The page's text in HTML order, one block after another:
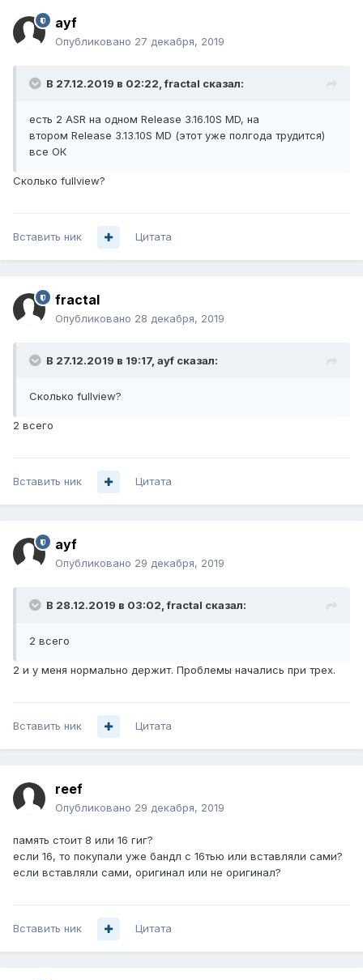
ayf
Опубликовано 27 декабря, 2019
В 27.12.2019 в 02:22,fractal сказал:
есть 2 ASR на одном Release 3.16.10S MD, на
втором Release 3.13.10S MD (этот уже полгода трудится)
все ОК
Сколько fullview?
Вставить ник Цитата
fractal
Опубликовано 28 декабря, 2019
В 27.12.2019 в 19:17, ayf сказал:
Сколько fullview?
2 всего
Вставить ник Цитата
ayf
Опубликовано 29 декабря, 2019
В 28.12.2019 в 03:02,fractal сказал:
2 всего
2 и у меня нормально держит. Проблемы начались при трех.
Вставить ник Цитата
reef
Опубликовано 29 декабря, 2019
память стоит 8 или 16 гиг?
если 16, то покупали уже бандл с 16тью или вставляли сами?
если вставляли сами, оригинал или не оригинал?
Вставить ник Цитата